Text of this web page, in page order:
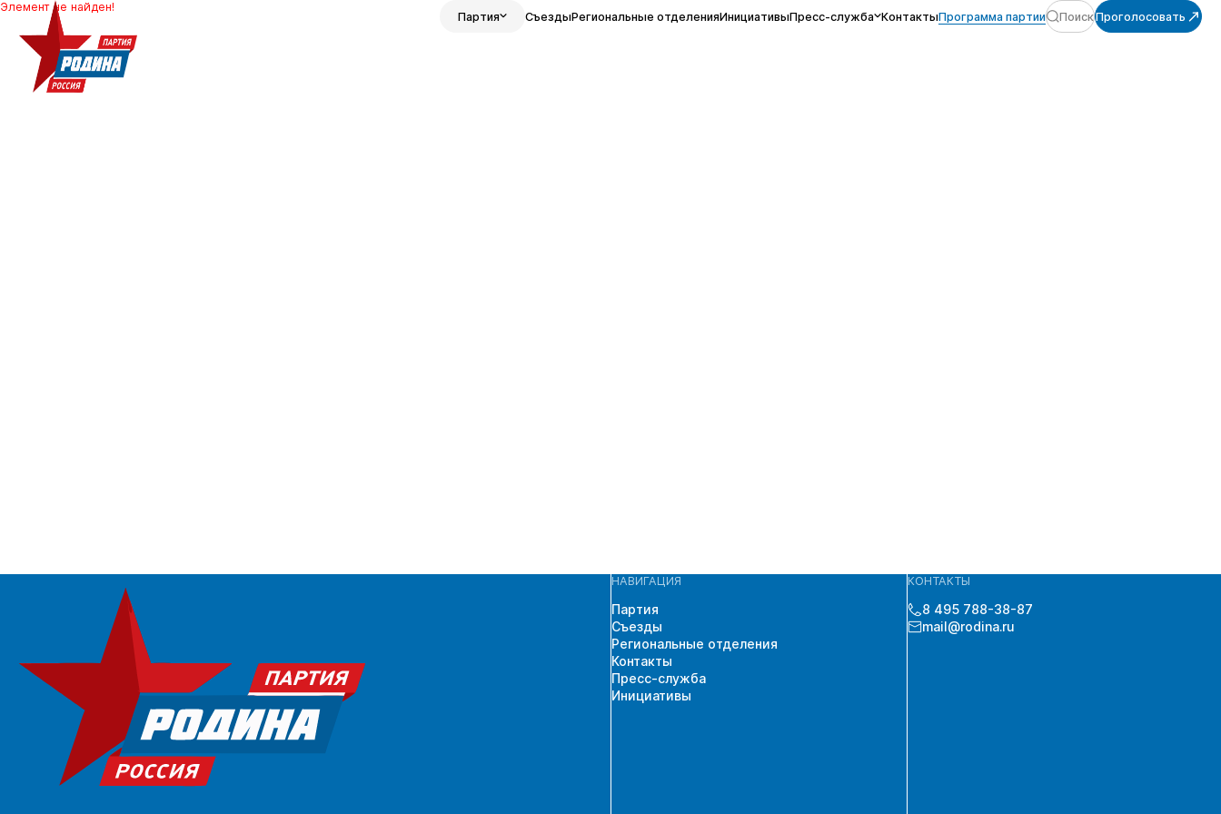
Партия СъездыРегиональные отделенияИнициативыПресс-служба КонтактыПрограмма партии ПоискПроголосовать
Элемент не найден!
НАВИГАЦИЯ
Партия
Съезды
Региональные отделения
Контакты
Пресс-служба
Инициативы
КОНТАКТЫ
8 495 788-38-87
mail@rodina.ru